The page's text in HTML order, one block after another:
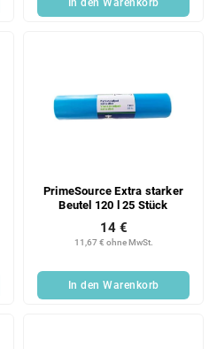
In den Warenkorb
PrimeSource Extra starker
Beutel 120 l 25 Stück
11,67 € ohne MwSt.
14 €
In den Warenkorb